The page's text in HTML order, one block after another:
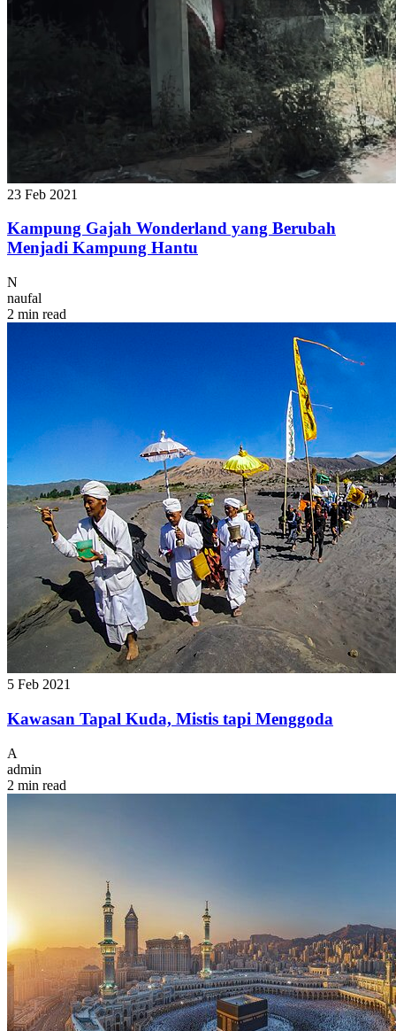
23 Feb 2021
Kampung Gajah Wonderland yang Berubah
Menjadi Kampung Hantu
N
naufal
2 min read
5 Feb 2021
Kawasan Tapal Kuda, Mistis tapi Menggoda
A
admin
2 min read